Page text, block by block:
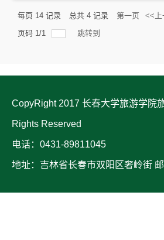
每页 14 记录 总共 4 记录 第一页 <<上
页码 1/1 跳转到
CopyRight 2017 长春大学旅游学院
Rights Reserved
电话：0431-89811045
地址：吉林省长春市双阳区奢岭街